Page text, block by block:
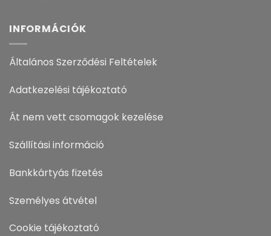
INFORMÁCIÓK
Általános Szerződési Feltételek
Adatkezelési tájékoztató
Át nem vett csomagok kezelése
Szállítási információ
Bankkártyás fizetés
Személyes átvétel
Cookie tájékoztató